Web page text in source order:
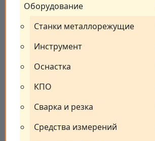
Оборудование
Станки металлорежущие
Инструмент
Оснастка
КПО
Сварка и резка
Средства измерений